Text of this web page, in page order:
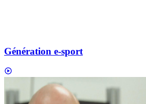
Génération e-sport